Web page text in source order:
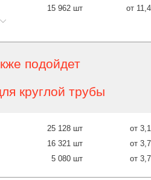
15 962 шт от
подойдет
круглой трубы
25 128 шт
16 321 шт
5 080 шт
от
от
от